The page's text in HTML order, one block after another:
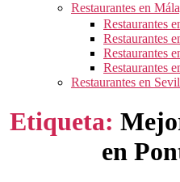
Restaurantes en
Restaurantes
Restaurantes
Restaurantes
Restaurantes
Restaurantes en
Etiqueta:
en